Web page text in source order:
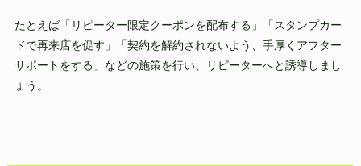
たとえば「リピーター限定クーポンを配布する」「スタンプカー
ドで再来店を促す」「契約を解約されないよう、手厚くアフター
サポートをする」などの施策を行い、リピーターへと誘導しまし
ょう。